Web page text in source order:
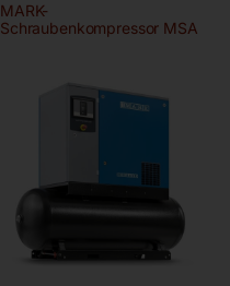
MARK-
Schraubenkompressor MSA